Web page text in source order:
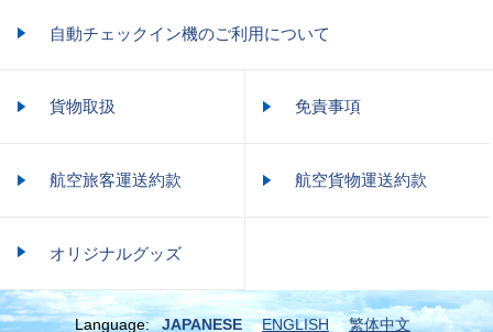
自動チェックイン機のご利用について
貨物取扱 免責事項
航空旅客運送約款 航空貨物運送約款
オリジナルグッズ
Language: JAPANESE ENGLISH 繁体中文